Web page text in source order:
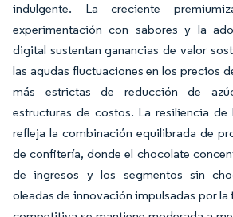
indulgente. La creciente
experimentación con sabores y la
digital sustentan ganancias de valor
las agudas fluctuaciones en los precios
más estrictas de reducción de
estructuras de costos. La resiliencia
refleja la combinación equilibrada de
de confitería, donde el chocolate
de ingresos y los segmentos sin
oleadas de innovación impulsadas por la